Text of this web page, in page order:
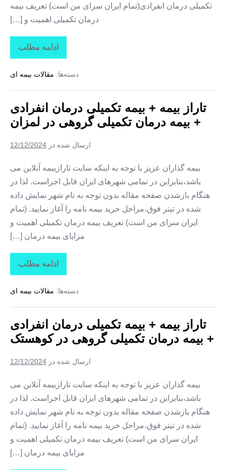
تکمیلی درمان انفرادی(تمام ایران سرای من است) تعریف بیمه
درمان تکمیلی اهمیت و […]
ادامه مطلب
تاراز
بیمه
بیمه
درمان
+
بیمه
درمان
تکمیلی
در
دسته‌ها: مقالات بیمه ای
تاراز بیمه + بیمه تکمیلی درمان انفرادی
+ بیمه درمان تکمیلی گروهی در لمزان
ارسال شده در 12/12/2024
بیمه گذاران عزیز با توجه به اینکه سایت تارازبیمه آنلاین می
باشد،بنابراین در تمامی شهرهای ایران قابل اجراست. لذا در
هنگام بازشدن صفحه مقاله بدون توجه به نام شهر نمایش داده
شده در تیتر فوق،مراحل خرید بیمه نامه را آغاز نمایید. (تمام
ایران سرای من است) تعریف بیمه درمان تکمیلی اهمیت و
مزایای بیمه درمان […]
ادامه مطلب
تاراز
بیمه
بیمه
درمان
+
بیمه
درمان
تکمیلی
در
دسته‌ها: مقالات بیمه ای
تاراز بیمه + بیمه تکمیلی درمان انفرادی
+ بیمه درمان تکمیلی گروهی در کوهستک
ارسال شده در 12/12/2024
بیمه گذاران عزیز با توجه به اینکه سایت تارازبیمه آنلاین می
باشد،بنابراین در تمامی شهرهای ایران قابل اجراست. لذا در
هنگام بازشدن صفحه مقاله بدون توجه به نام شهر نمایش داده
شده در تیتر فوق،مراحل خرید بیمه نامه را آغاز نمایید. (تمام
ایران سرای من است) تعریف بیمه درمان تکمیلی اهمیت و
مزایای بیمه درمان […]